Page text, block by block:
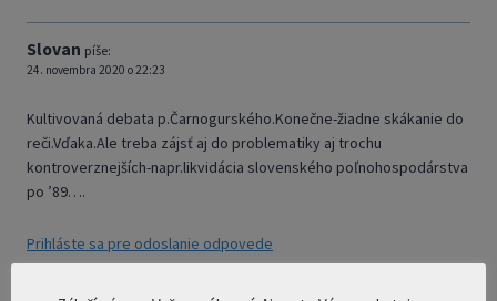
Slovan píše:
24. novembra 2020 o 22:23
Kultivovaná debata p.Čarnogurského.Konečne-žiadne skákanie do
reči.Vďaka.Ale treba zájsť aj do problematiky aj trochu
kontroverznejších-napr.likvidácia slovenského poľnohospodárstva
po ’89….
Prihláste sa pre odoslanie odpovede